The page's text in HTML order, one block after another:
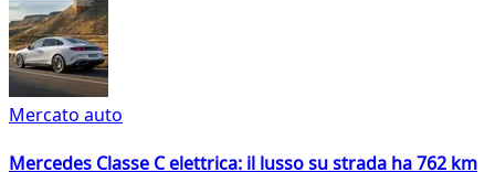
Mercato auto
Mercedes Classe C elettrica: il lusso su strada ha 762 km